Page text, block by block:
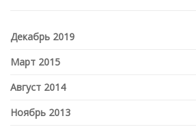
Декабрь 2019
Март 2015
Август 2014
Ноябрь 2013